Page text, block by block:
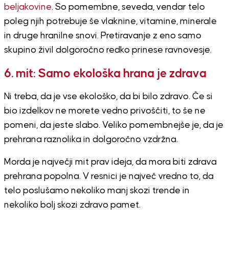
beljakovine. So pomembne, seveda, vendar telo
poleg njih potrebuje še vlaknine, vitamine, minerale
in druge hranilne snovi. Pretiravanje z eno samo
skupino živil dolgoročno redko prinese ravnovesje.
6. mit: Samo ekološka hrana je zdrava
Ni treba, da je vse ekološko, da bi bilo zdravo. Če si
bio izdelkov ne morete vedno privoščiti, to še ne
pomeni, da jeste slabo. Veliko pomembnejše je, da je
prehrana raznolika in dolgoročno vzdržna.
Morda je največji mit prav ideja, da mora biti zdrava
prehrana popolna. V resnici je največ vredno to, da
telo poslušamo nekoliko manj skozi trende in
nekoliko bolj skozi zdravo pamet.